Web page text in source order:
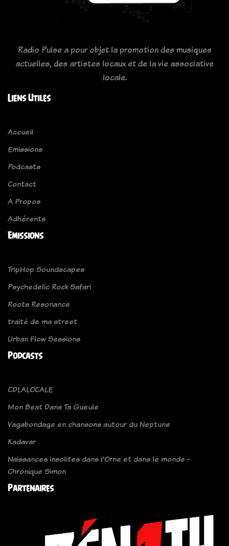
Radio Pulse a pour objet la promotion des musiques
actuelles, des artistes locaux et de la vie associative
locale.
Liens Utiles
Accueil
Emissions
Podcasts
Contact
A Propos
Adhérents
Emissions
TripHop Soundscapes
Psychedelic Rock Safari
Roots Resonance
traité de ma street
Urban Flow Sessions
Podcasts
CDLALOCALE
Mon Beat Dans Ta Gueule
Vagabondage en chansons autour du Neptune
Kadavar
Naissances insolites dans l'Orne et dans le monde -
Chronique Simon
Partenaires